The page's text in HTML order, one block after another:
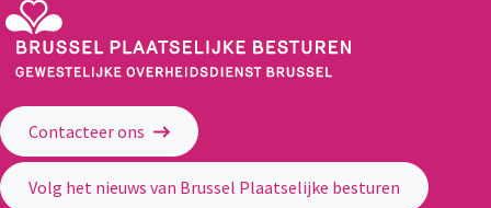
Contacteer ons
Volg het nieuws van Brussel Plaatselijke besturen